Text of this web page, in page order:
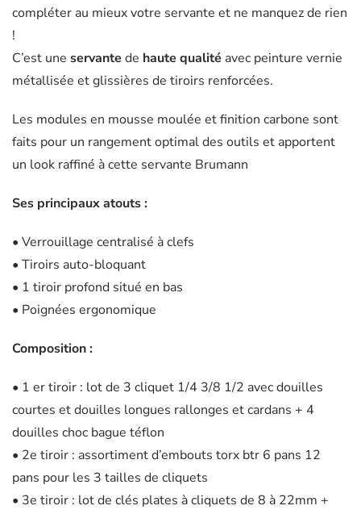
compléter au mieux votre servante et ne manquez de rien
!
C’est une servante de haute qualité avec peinture vernie
métallisée et glissières de tiroirs renforcées.
Les modules en mousse moulée et finition carbone sont
faits pour un rangement optimal des outils et apportent
un look raffiné à cette servante Brumann
Ses principaux atouts :
• Verrouillage centralisé à clefs
• Tiroirs auto-bloquant
• 1 tiroir profond situé en bas
• Poignées ergonomique
Composition :
• 1 er tiroir : lot de 3 cliquet 1/4 3/8 1/2 avec douilles
courtes et douilles longues rallonges et cardans + 4
douilles choc bague téflon
• 2e tiroir : assortiment d’embouts torx btr 6 pans 12
pans pour les 3 tailles de cliquets
• 3e tiroir : lot de clés plates à cliquets de 8 à 22mm +